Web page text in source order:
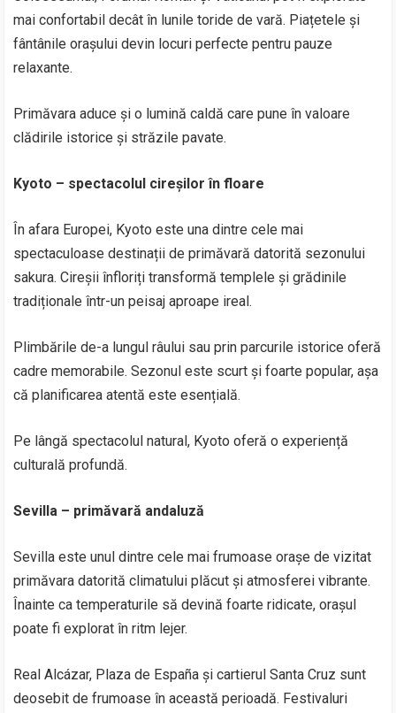
mai confortabil decât în lunile toride de vară. Piațetele și
fântânile orașului devin locuri perfecte pentru pauze
relaxante.
Primăvara aduce și o lumină caldă care pune în valoare
clădirile istorice și străzile pavate.
Kyoto – spectacolul cireșilor în floare
În afara Europei, Kyoto este una dintre cele mai
spectaculoase destinații de primăvară datorită sezonului
sakura. Cireșii înfloriți transformă templele și grădinile
tradiționale într-un peisaj aproape ireal.
Plimbările de-a lungul râului sau prin parcurile istorice oferă
cadre memorabile. Sezonul este scurt și foarte popular, așa
că planificarea atentă este esențială.
Pe lângă spectacolul natural, Kyoto oferă o experiență
culturală profundă.
Sevilla – primăvară andaluză
Sevilla este unul dintre cele mai frumoase orașe de vizitat
primăvara datorită climatului plăcut și atmosferei vibrante.
Înainte ca temperaturile să devină foarte ridicate, orașul
poate fi explorat în ritm lejer.
Real Alcázar, Plaza de España și cartierul Santa Cruz sunt
deosebit de frumoase în această perioadă. Festivaluri